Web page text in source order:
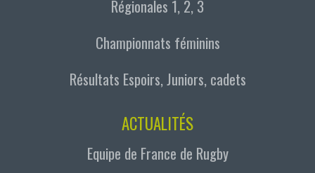
Régionales 1, 2, 3
Championnats féminins
Résultats Espoirs, Juniors, cadets
ACTUALITÉS
Equipe de France de Rugby